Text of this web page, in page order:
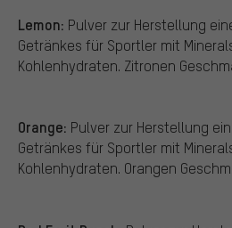
Lemon: Pulver zur Herstellung
Getränkes für Sportler mit
Kohlenhydraten. Zitronen
Orange: Pulver zur Herstellung
Getränkes für Sportler mit
Kohlenhydraten. Orangen